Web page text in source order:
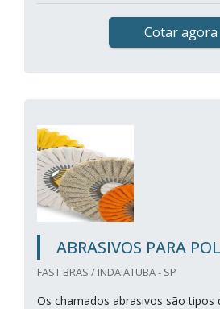
Cotar agora
ABRASIVOS PARA
FAST BRAS / INDAIATUBA - SP
Os chamados abrasivos são tipos